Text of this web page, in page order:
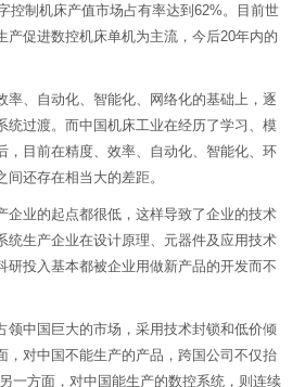
控制机床产值市场占有率达到62%。目前世
产促进数控机床单机为主流，今后20年内的
、自动化、智能化、网络化的基础上，逐
统过渡。而中国机床工业在经历了学习、模
，目前在精度、效率、自动化、智能化、环
还存在相当大的差距。
业的起点都很低，这样导致了企业的技术
统生产企业在设计原理、元器件及应用技术
研投入基本都被企业用做新产品的开发而不
中国巨大的市场，采用技术封锁和低价倾
，对中国不能生产的产品，跨国公司不仅抬
一方面，对中国能生产的数控系统，则连续